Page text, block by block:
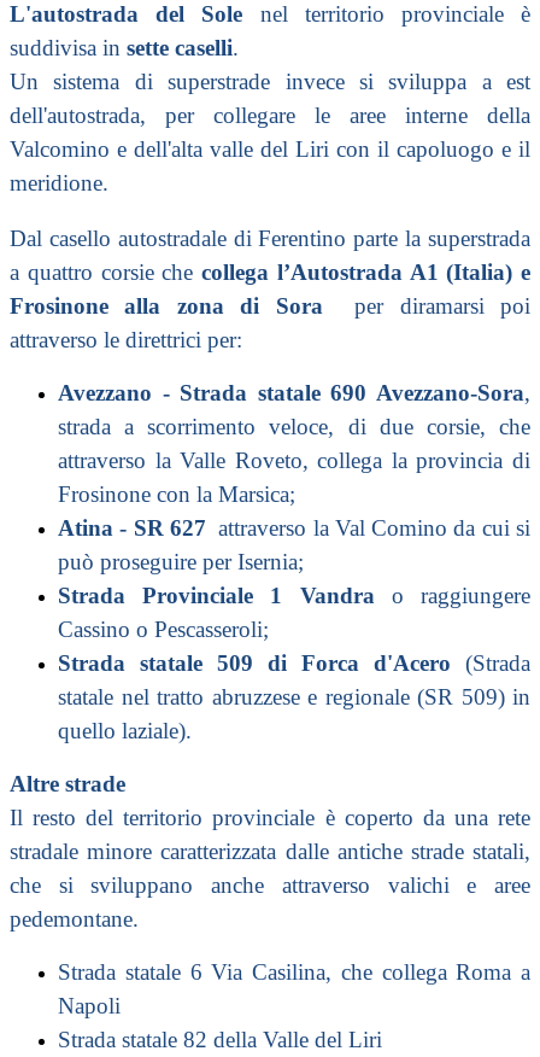
L'autostrada del Sole nel territorio provinciale è
suddivisa in sette caselli.
Un sistema di superstrade invece si sviluppa a est
dell'autostrada, per collegare le aree interne della
Valcomino e dell'alta valle del Liri con il capoluogo e il
meridione.
Dal casello autostradale di Ferentino parte la superstrada
a quattro corsie che collega l’Autostrada A1 (Italia) e
Frosinone alla zona di Sora
per diramarsi poi
attraverso le direttrici per:
Avezzano - Strada statale 690 Avezzano-Sora,
strada a scorrimento veloce, di due corsie, che
attraverso laValle Roveto, collega la provincia di
Frosinone con la Marsica;
Atina - SR 627 attraverso la Val Comino da cui si
può proseguire perIsernia;
Strada Provinciale 1 Vandra o raggiungere
Cassino o Pescasseroli;
Strada statale 509 di Forca d'Acero (Strada
statale nel tratto abruzzese e regionale (SR 509) in
quello laziale).
Altre strade
Il resto del territorio provinciale è coperto da una rete
stradale minore caratterizzata dalle antiche strade statali,
che si sviluppano anche attraverso valichi e aree
pedemontane.
Strada statale 6 Via Casilina, che collegaRoma a
Napoli
Strada statale 82 della Valle del Liri